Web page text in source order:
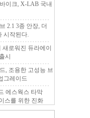
이크, X-LAB 국내
2.1 3종 안장, 더
시작된다.
로워진 듀라에이
시
, 조용한 고성능 브
그레이드
에스웍스 타막
스를 위한 진화